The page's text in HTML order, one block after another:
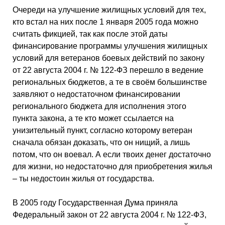
Очереди на улучшение жилищных условий для тех,
кто встал на них после 1 января 2005 года можно
считать фикцией, так как после этой даты
финансирование программы улучшения жилищных
условий для ветеранов боевых действий по закону
от 22 августа 2004 г. № 122-ФЗ перешло в ведение
региональных бюджетов, а те в своём большинстве
заявляют о недостаточном финансировании
регионального бюджета для исполнения этого
пункта закона, а те кто может ссылается на
унизительный пункт, согласно которому ветеран
сначала обязан доказать, что он нищий, а лишь
потом, что он воевал. А если твоих денег достаточно
для жизни, но недостаточно для приобретения жилья
– ты недостоин жилья от государства.
В 2005 году Государственная Дума приняла
Федеральный закон от 22 августа 2004 г. № 122-ФЗ,